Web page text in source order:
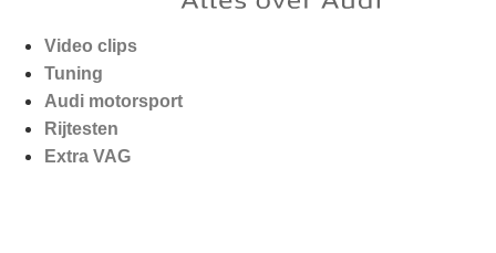
Video clips
Tuning
Audi motorsport
Rijtesten
Extra VAG